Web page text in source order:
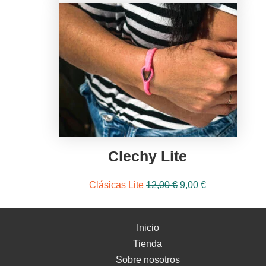
Clechy Lite
Clásicas Lite12,00€ El
9,00€El
Inicio
Tienda
Sobre nosotros